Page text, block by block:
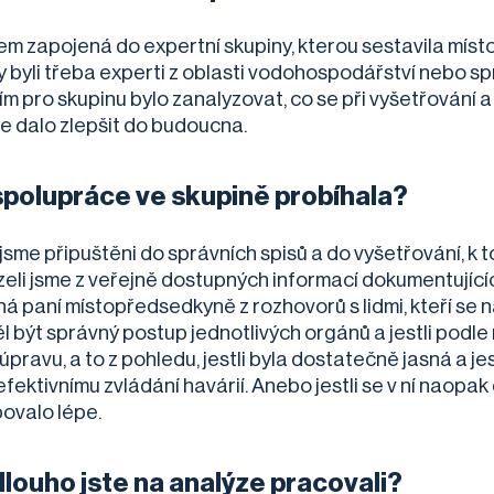
zapojená do expertní skupiny, kterou sestavila
byli třeba experti z oblasti vodohospodářství nebo
pro skupinu bylo zanalyzovat, co se při vyšetřování
dalo zlepšit do budoucna.
ve skupině probíhala?
připuštěni do správních spisů a do vyšetřování,
jsme z veřejně dostupných informací
paní místopředsedkyně z rozhovorů s lidmi, kteří se
být správný postup jednotlivých orgánů a jestli podle
a to z pohledu, jestli byla dostatečně jasná a
zvládání havárií. Anebo jestli se v ní
lépe.
jste na analýze pracovali?